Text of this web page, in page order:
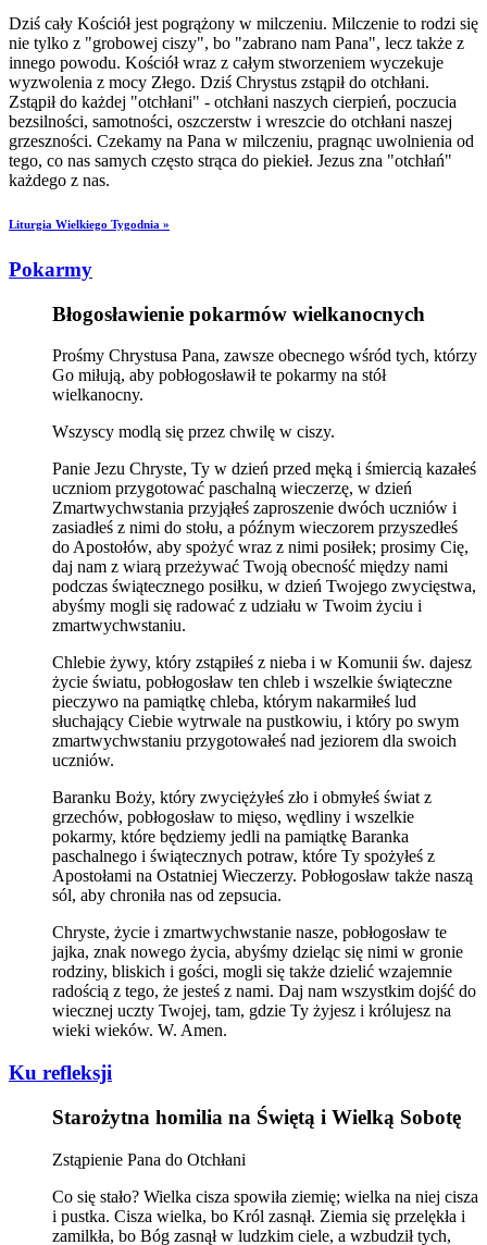
Dziś cały Kościół jest pogrążony w milczeniu. Milczenie to rodzi się
nie tylko z "grobowej ciszy", bo "zabrano nam Pana", lecz także z
innego powodu. Kościół wraz z całym stworzeniem wyczekuje
wyzwolenia z mocy Złego. Dziś Chrystus zstąpił do otchłani.
Zstąpił do każdej "otchłani" - otchłani naszych cierpień, poczucia
bezsilności, samotności, oszczerstw i wreszcie do otchłani naszej
grzeszności. Czekamy na Pana w milczeniu, pragnąc uwolnienia od
tego, co nas samych często strąca do piekieł. Jezus zna "otchłań"
każdego z nas.
Liturgia Wielkiego Tygodnia »
Pokarmy
Błogosławienie pokarmów wielkanocnych
Prośmy Chrystusa Pana, zawsze obecnego wśród tych, którzy
Go miłują, aby pobłogosławił te pokarmy na stół
wielkanocny.
Wszyscy modlą się przez chwilę w ciszy.
Panie Jezu Chryste, Ty w dzień przed męką i śmiercią kazałeś
uczniom przygotować paschalną wieczerzę, w dzień
Zmartwychwstania przyjąłeś zaproszenie dwóch uczniów i
zasiadłeś z nimi do stołu, a późnym wieczorem przyszedłeś
do Apostołów, aby spożyć wraz z nimi posiłek; prosimy Cię,
daj nam z wiarą przeżywać Twoją obecność między nami
podczas świątecznego posiłku, w dzień Twojego zwycięstwa,
abyśmy mogli się radować z udziału w Twoim życiu i
zmartwychwstaniu.
Chlebie żywy, który zstąpiłeś z nieba i w Komunii św. dajesz
życie światu, pobłogosław ten chleb i wszelkie świąteczne
pieczywo na pamiątkę chleba, którym nakarmiłeś lud
słuchający Ciebie wytrwale na pustkowiu, i który po swym
zmartwychwstaniu przygotowałeś nad jeziorem dla swoich
uczniów.
Baranku Boży, który zwyciężyłeś zło i obmyłeś świat z
grzechów, pobłogosław to mięso, wędliny i wszelkie
pokarmy, które będziemy jedli na pamiątkę Baranka
paschalnego i świątecznych potraw, które Ty spożyłeś z
Apostołami na Ostatniej Wieczerzy. Pobłogosław także naszą
sól, aby chroniła nas od zepsucia.
Chryste, życie i zmartwychwstanie nasze, pobłogosław te
jajka, znak nowego życia, abyśmy dzieląc się nimi w gronie
rodziny, bliskich i gości, mogli się także dzielić wzajemnie
radością z tego, że jesteś z nami. Daj nam wszystkim dojść do
wiecznej uczty Twojej, tam, gdzie Ty żyjesz i królujesz na
wieki wieków. W. Amen.
Ku refleksji
Starożytna homilia na Świętą i Wielką Sobotę
Zstąpienie Pana do Otchłani
Co się stało? Wielka cisza spowiła ziemię; wielka na niej cisza
i pustka. Cisza wielka, bo Król zasnął. Ziemia się przelękła i
zamilkła, bo Bóg zasnął w ludzkim ciele, a wzbudził tych,